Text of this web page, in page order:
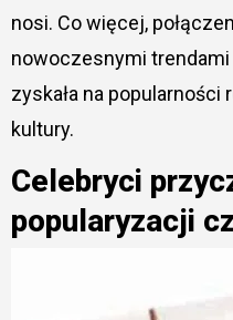
nosi. Co więcej,
nowoczesnymi trendami
zyskała na popularności
kultury.
Celebryci
popularyzacji